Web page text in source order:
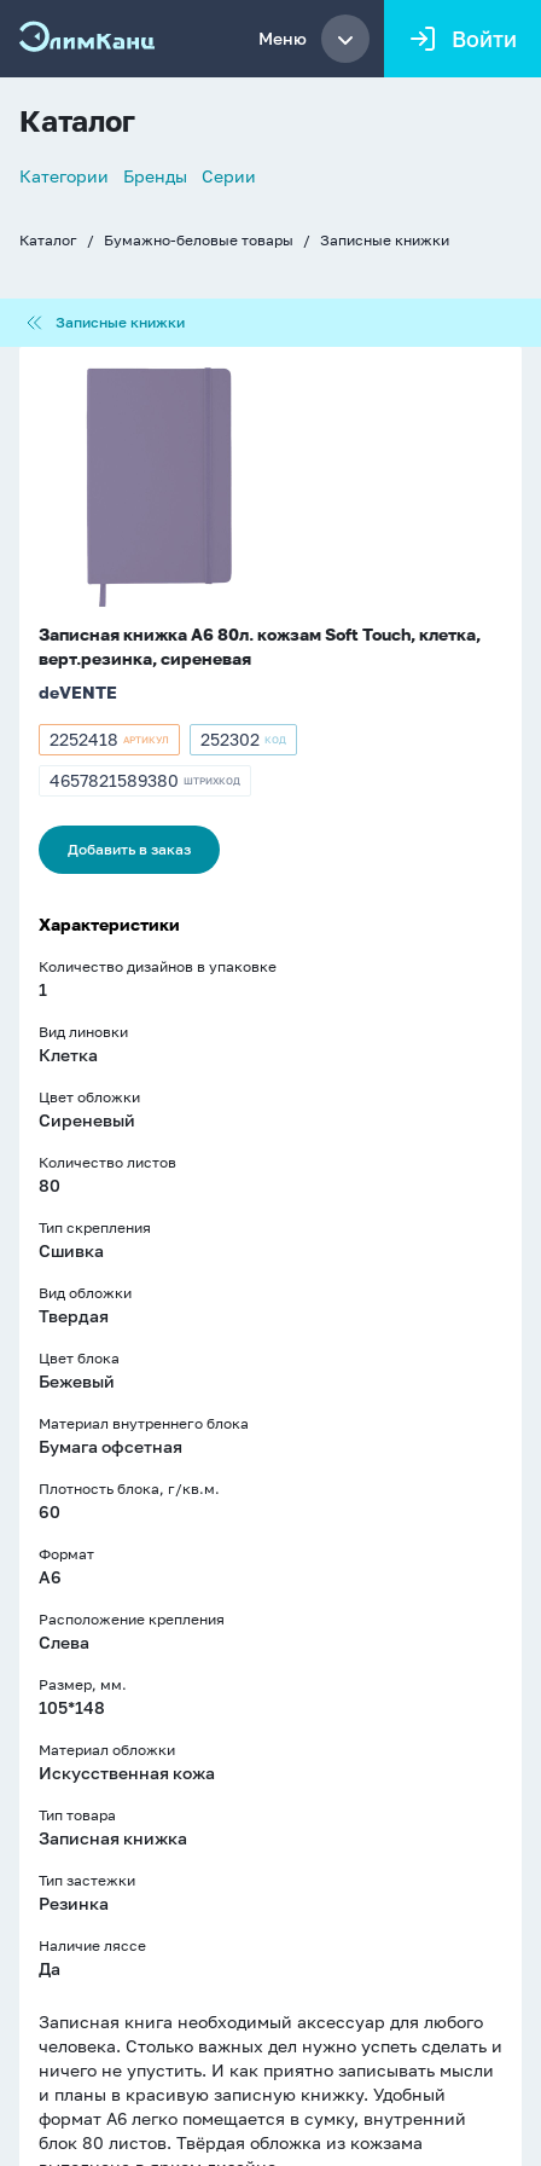
Меню Войти
Каталог
Список
Категории Бренды Серии
Каталог Бумажно-беловые товары Записные книжки
книжкиЗаписные книжки
Записная
сиреневая
Записная книжка А6 80л. кожзам Soft Touch, клетка,
верт.резинка, сиреневая
deVENTE
Артикул
2252418
2252418 АРТИКУЛ
Артикул
252302
252302 КОД
ШТРИХКОД
4657821589380 ШТРИХКОД
Добавить в заказ
Характеристики
Количество дизайнов в упаковке
1
Вид линовки
Клетка
Цвет обложки
Сиреневый
Количество листов
80
Тип скрепления
Сшивка
Вид обложки
Твердая
Цвет блока
Бежевый
Материал внутреннего блока
Бумага офсетная
Плотность блока, г/кв.м.
60
Формат
A6
Расположение крепления
Слева
Размер, мм.
105*148
Материал обложки
Искусственная кожа
Тип товара
Записная книжка
Тип застежки
Резинка
Наличие ляссе
Да
Записная книга необходимый аксессуар для любого
человека. Столько важных дел нужно успеть сделать и
ничего не упустить. И как приятно записывать мысли
и планы в красивую записную книжку. Удобный
формат А6 легко помещается в сумку, внутренний
блок 80 листов. Твёрдая обложка из кожзама